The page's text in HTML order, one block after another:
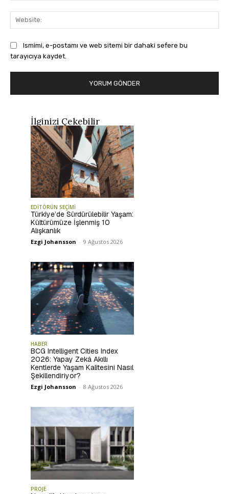
Ismimi, e-postamı ve web sitemi bir dahaki sefere bu
tarayıcıya kaydet.
İlginizi Çekebilir
EDİTÖRÜN SEÇİMİ
Türkiye’de Sürdürülebilir Yaşam:
Kültürümüze İşlenmiş 10
Alışkanlık
Ezgi Johansson - 9 Ağustos 2026
HABER
BCG Intelligent Cities Index
2026: Yapay Zekâ Akıllı
Kentlerde Yaşam Kalitesini Nasıl
Şekillendiriyor?
Ezgi Johansson - 8 Ağustos 2026
PROJE